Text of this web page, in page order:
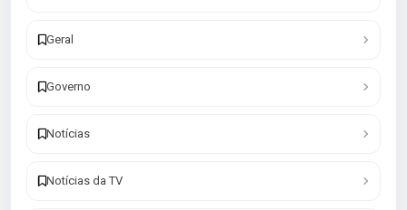
Geral
Governo
Notícias
Notícias da TV